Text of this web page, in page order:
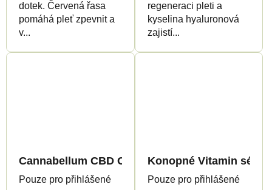
dotek. Červená řasa
pomáhá pleť zpevnit a
v...
regeneraci pleti a
kyselina hyaluronová
zajistí...
Cannabellum CBD Canneczema pleťový krém,
Pouze pro přihlášené
Konopné Vitamin
Pouze pro přihlášené